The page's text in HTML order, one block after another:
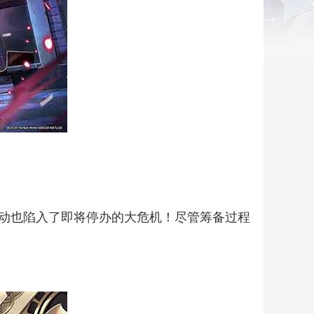
也陷入了即将停办的大危机！尽管筹备过程